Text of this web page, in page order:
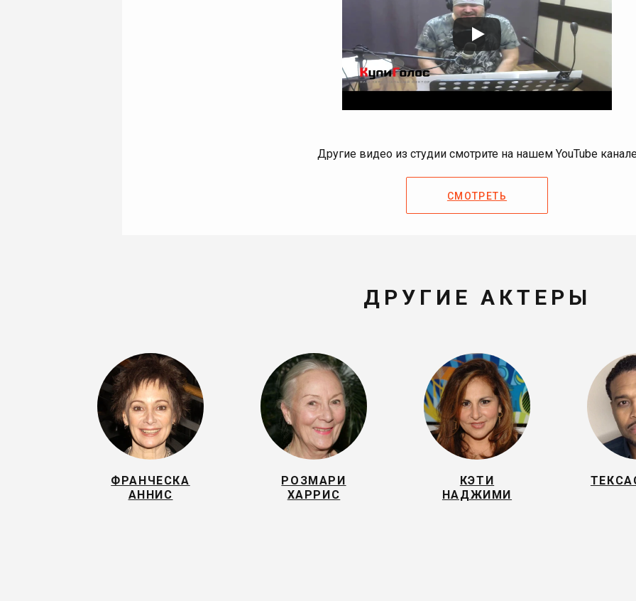
Другие видео из студии смотрите на нашем YouTube
СМОТРЕТЬ
ДРУГИЕ АКТЕРЫ
ФРАНЧЕСКА
АННИС
РОЗМАРИ
ХАРРИС
КЭТИ
НАДЖИМИ